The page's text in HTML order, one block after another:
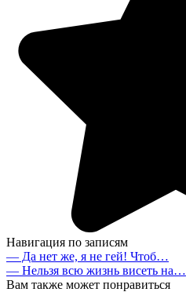
Навигация по записям
— Да нет же, я не гей! Чтоб…
— Нельзя всю жизнь висеть на…
Вам также может понравиться